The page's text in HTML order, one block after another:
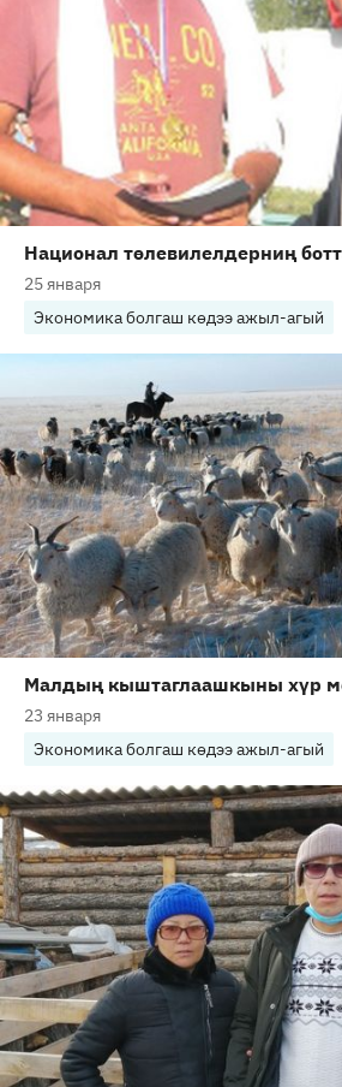
Национал төлевилелдерниң
25 января
Экономика болгаш көдээ ажыл-агый
Малдың кыштаглаашкыны хүр
23 января
Экономика болгаш көдээ ажыл-агый